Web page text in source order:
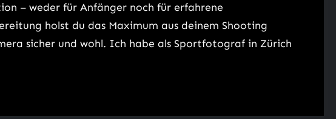
– weder für Anfänger noch für erfahrene
holst du das Maximum aus deinem Shooting
sicher und wohl. Ich habe als Sportfotograf in Zürich